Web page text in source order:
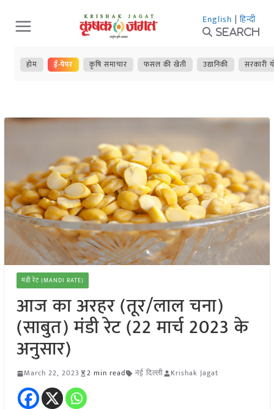
Skip
to
content
English | हिन्दी
Search
होम ई-पेपर कृषि समाचार फसल की खेती उद्यानिकी सरकारी
मंडी रेट (MANDI RATE)
आज का अरहर (तूर/लाल चना)
(साबुत) मंडी रेट (22 मार्च 2023 के
अनुसार)
March 22, 2023 2 min read नई दिल्ली Krishak Jagat